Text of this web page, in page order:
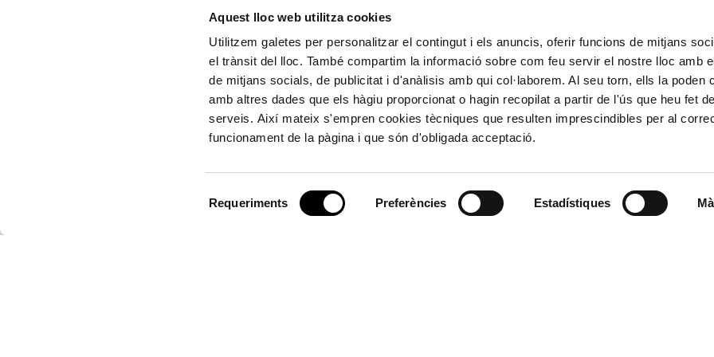
Aquest lloc web utilitza cookies
Utilitzem galetes per personalitzar el contingut i els anuncis, oferir funcions de mitjans
el trànsit del lloc. També compartim la informació sobre com feu servir el nostre lloc amb
de mitjans socials, de publicitat i d'anàlisis amb qui col·laborem. Al seu torn, ells la poden
amb altres dades que els hàgiu proporcionat o hagin recopilat a partir de l'ús que heu fet
serveis. Així mateix s'empren cookies tècniques que resulten imprescindibles per al
funcionament de la pàgina i que són d'obligada acceptació.
Requeriments Preferències Estadístiques
CONTACTA'NS
963 939 500
Centre de Control d'Emergències 900 859 573*
Ministerio de
Puertos del
Derecho de
Canal Ético
Canal Externo AIPI